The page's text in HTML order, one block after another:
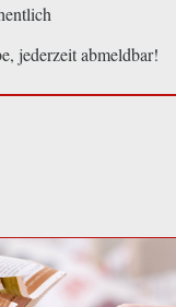
jederzeit abmeldbar!